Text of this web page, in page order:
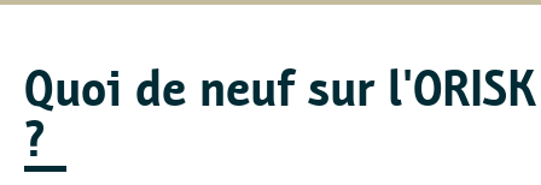
Quoi de neuf sur l'ORISK
?